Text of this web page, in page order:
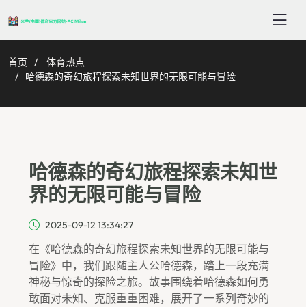
首页
体育热点
哈德森的奇幻旅程探索未知世界的无限可能与冒险
哈德森的奇幻旅程探索未知世
界的无限可能与冒险
2025-09-12 13:34:27
在《哈德森的奇幻旅程探索未知世界的无限可能与
冒险》中，我们跟随主人公哈德森，踏上一段充满
神秘与惊奇的探险之旅。故事围绕着哈德森如何勇
敢面对未知、克服重重困难，展开了一系列奇妙的